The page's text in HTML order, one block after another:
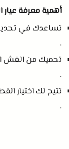
أهمية معرفة عيار
تساعدك في تحديد
.
تحميك من الغش
.
تتيح لك اختيار
.